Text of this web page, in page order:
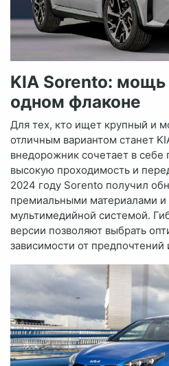
KIA Sorento:
одном флаконе
Для тех, кто ищет крупный и
отличным вариантом станет
внедорожник сочетает в себе
высокую проходимость и
2024 году Sorento получил
премиальными материалами и
мультимедийной системой.
версии позволяют выбрать
зависимости от предпочтений